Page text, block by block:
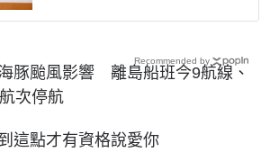
豚颱風影響 離島船班今9航線、
次停航
這點才有資格說愛你
Recommended by